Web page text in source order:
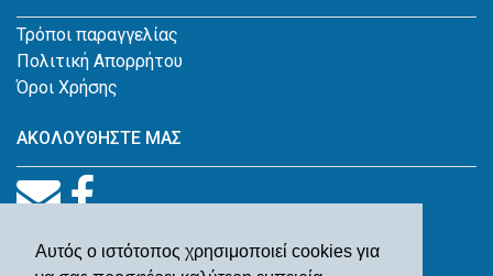
Αυτός ο ιστότοπος χρησιμοποιεί cookies για
Τρόποι παραγγελίας
Πολιτική Απορρήτου
Όροι Χρήσης
ΑΚΟΛΟΥΘΗΣΤΕ ΜΑΣ